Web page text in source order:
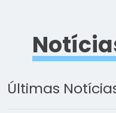
Últimas